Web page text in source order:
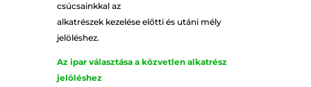
csúcsainkkal az
alkatrészek kezelése előtti és utáni mély
jelöléshez.
Az ipar választása a közvetlen alkatrész
jelöléshez